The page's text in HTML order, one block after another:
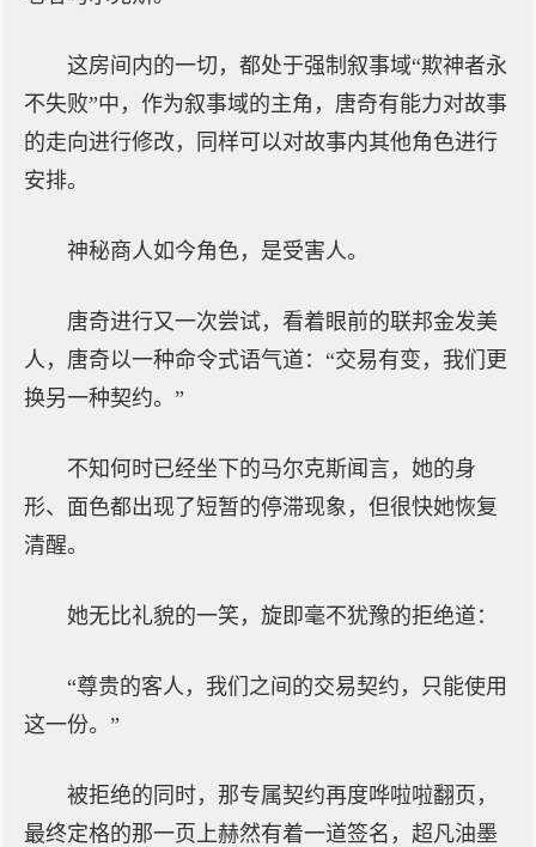
这房间内的一切，都处于强制叙事域“欺神者永
不失败”中，作为叙事域的主角，唐奇有能力对故事
的走向进行修改，同样可以对故事内其他角色进行
安排。
神秘商人如今角色，是受害人。
唐奇进行又一次尝试，看着眼前的联邦金发美
人，唐奇以一种命令式语气道：“交易有变，我们更
换另一种契约。”
不知何时已经坐下的马尔克斯闻言，她的身
形、面色都出现了短暂的停滞现象，但很快她恢复
清醒。
她无比礼貌的一笑，旋即毫不犹豫的拒绝道：
“尊贵的客人，我们之间的交易契约，只能使用
这一份。”
被拒绝的同时，那专属契约再度哗啦啦翻页，
最终定格的那一页上赫然有着一道签名，超凡油墨